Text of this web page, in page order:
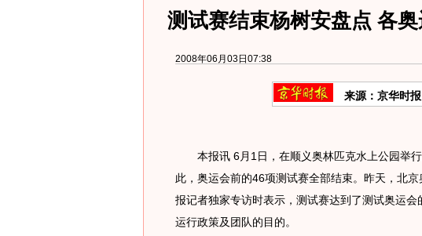
测试赛结束杨树安盘点 各
2008年06月03日07:38
来源：京华时报
本报讯 6月1日，在顺义奥林匹克水上公园举行
此，奥运会前的46项测试赛全部结束。昨天，北
报记者独家专访时表示，测试赛达到了测试奥运
运行政策及团队的目的。